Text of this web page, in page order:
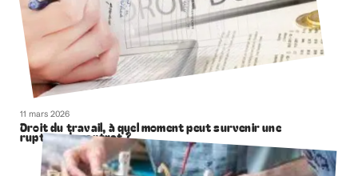
11 mars 2026
Droit du travail, à quel moment peut survenir une
rupture de contrat ?